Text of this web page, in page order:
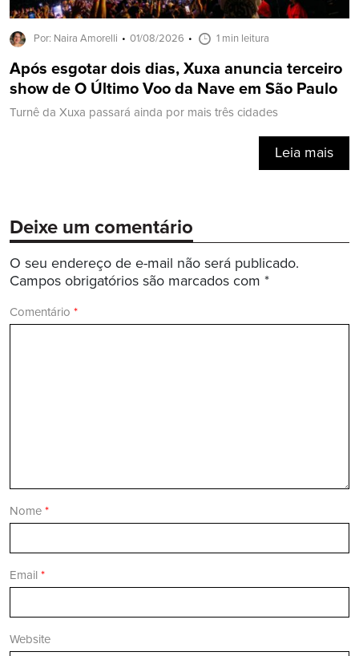
Por: Naira Amorelli 01/08/2026 1 min leitura
Após esgotar dois dias, Xuxa anuncia terceiro
show de O Último Voo da Nave em São Paulo
Turnê da Xuxa passará ainda por mais três cidades
Leia mais
Deixe um comentário
O seu endereço de e-mail não será publicado.
Campos obrigatórios são marcados com *
Comentário *
Nome *
Email *
Website